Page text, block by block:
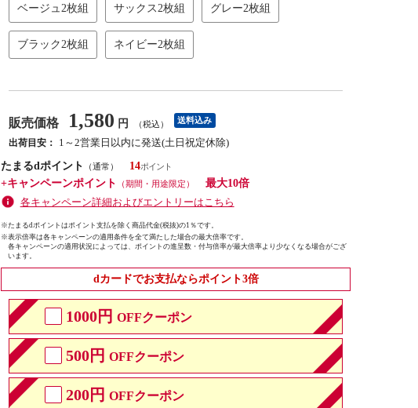
ベージュ2枚組 サックス2枚組 グレー2枚組
ブラック2枚組 ネイビー2枚組
販売価格 1,580 円 （税込） 送料込み
出荷目安：
1～2営業日以内に発送(土日祝定休除)
たまるdポイント
（通常）
14
+キャンペーンポイント
（期間・用途限定）
最大10倍
各キャンペーン詳細およびエントリーはこちら
※たまるdポイントはポイント支払を除く商品代金(税抜)の1％です。
※表示倍率は各キャンペーンの適用条件を全て満たした場合の最大倍率です。
各キャンペーンの適用状況によっては、ポイントの進呈数・付与倍率が最大倍率より少なくなる場合がござ
います。
dカードでお支払ならポイント3倍
1000円 OFFクーポン
500円 OFFクーポン
200円 OFFクーポン